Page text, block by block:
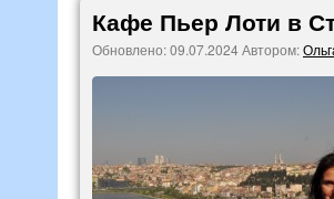
Кафе Пьер Лоти в
Обновлено:09.07.2024Автором: